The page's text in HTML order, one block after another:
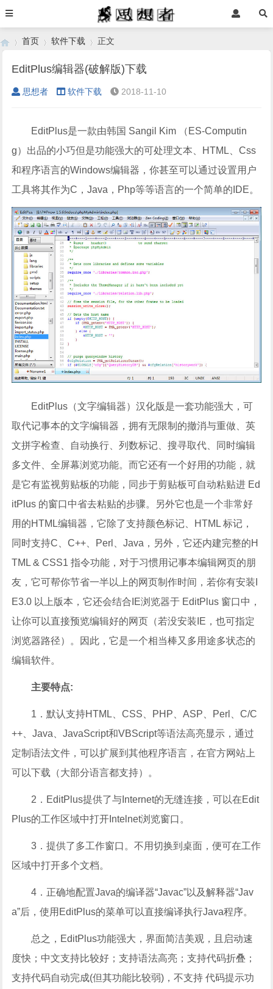
›
首页
›
软件下载 正文
EditPlus编辑器(破解版)下载
思想者 软件下载 2018-11-10
EditPlus是一款由韩国 Sangil Kim （ES-Computin
g）出品的小巧但是功能强大的可处理文本、HTML、Css
和程序语言的Windows编辑器，你甚至可以通过设置用户
工具将其作为C，Java，Php等等语言的一个简单的IDE。
EditPlus（文字编辑器）汉化版是一套功能强大，可
取代记事本的文字编辑器，拥有无限制的撤消与重做、英
文拼字检查、自动换行、列数标记、搜寻取代、同时编辑
多文件、全屏幕浏览功能。而它还有一个好用的功能，就
是它有监视剪贴板的功能，同步于剪贴板可自动粘贴进 Ed
itPlus 的窗口中省去粘贴的步骤。另外它也是一个非常好
用的HTML编辑器，它除了支持颜色标记、HTML 标记，
同时支持C、C++、Perl、Java，另外，它还内建完整的H
TML & CSS1 指令功能，对于习惯用记事本编辑网页的朋
友，它可帮你节省一半以上的网页制作时间，若你有安装I
E3.0 以上版本，它还会结合IE浏览器于 EditPlus 窗口中，
让你可以直接预览编辑好的网页（若没安装IE，也可指定
浏览器路径）。因此，它是一个相当棒又多用途多状态的
编辑软件。
主要特点:
1．默认支持HTML、CSS、PHP、ASP、Perl、C/C
++、Java、JavaScript和VBScript等语法高亮显示，通过
定制语法文件，可以扩展到其他程序语言，在官方网站上
可以下载（大部分语言都支持）。
2．EditPlus提供了与Internet的无缝连接，可以在Edit
Plus的工作区域中打开Intelnet浏览窗口。
3．提供了多工作窗口。不用切换到桌面，便可在工作
区域中打开多个文档。
4．正确地配置Java的编译器“Javac”以及解释器“Jav
a”后，使用EditPlus的菜单可以直接编译执行Java程序。
总之，EditPlus功能强大，界面简洁美观，且启动速
度快；中文支持比较好；支持语法高亮；支持代码折叠；
支持代码自动完成(但其功能比较弱)，不支持 代码提示功